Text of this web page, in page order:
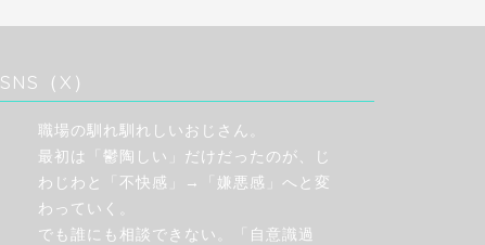
SNS（X）
職場の馴れ馴れしいおじさん。
最初は「鬱陶しい」だけだったのが、じ
わじわと「不快感」→「嫌悪感」へと変
わっていく。
でも誰にも相談できない。「自意識過